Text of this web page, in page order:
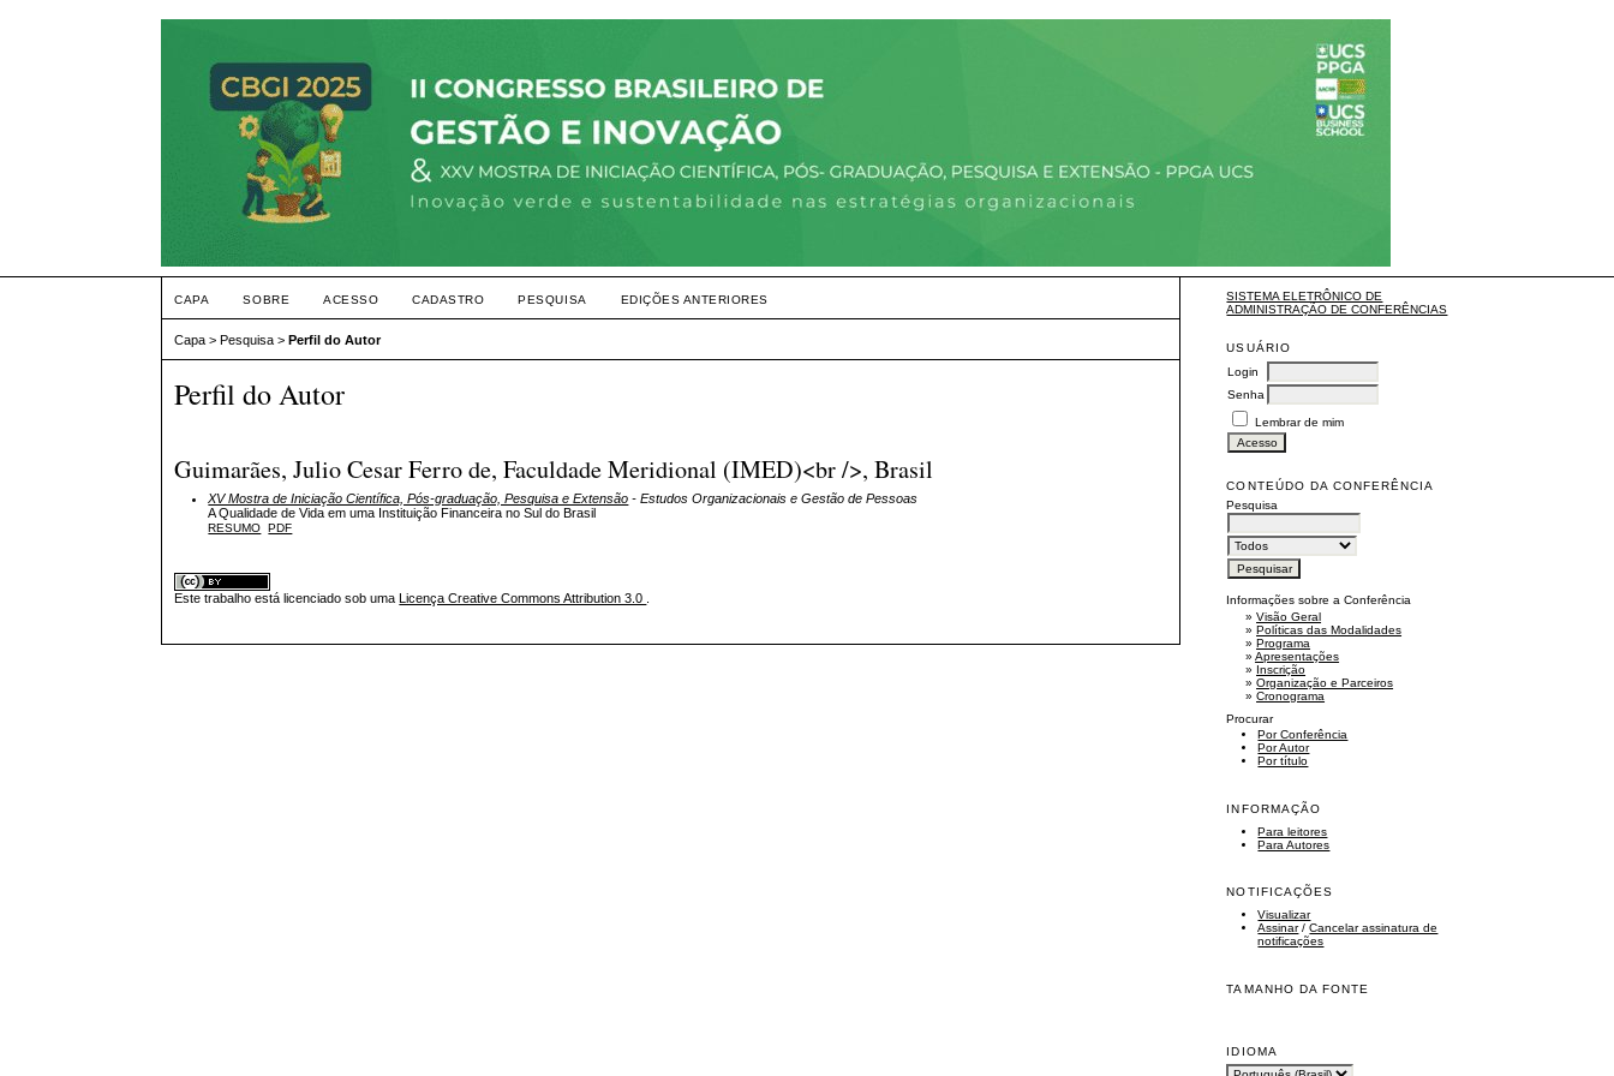
SISTEMA ELETRÔNICO DE
ADMINISTRAÇÃO DE CONFERÊNCIAS
USUÁRIO
Login
Senha
Lembrar de mim
CONTEÚDO DA CONFERÊNCIA
Pesquisa
Informações sobre a Conferência
»Visão Geral
»Políticas das Modalidades
»Programa
»Apresentações
» Inscrição
»Organização e Parceiros
»Cronograma
Procurar
Por Conferência
Por Autor
Por título
INFORMAÇÃO
Para leitores
Para Autores
NOTIFICAÇÕES
Visualizar
Assinar/Cancelar assinatura de
notificações
TAMANHO DA FONTE
IDIOMA
CAPA SOBRE ACESSO CADASTRO PESQUISA EDIÇÕES ANTERIORES
Capa >Pesquisa >Perfil do Autor
Perfil do Autor
Guimarães, Julio Cesar Ferro de, Faculdade Meridional (IMED)<br />, Brasil
XV Mostra de Iniciação Científica, Pós-graduação, Pesquisa e Extensão - Estudos Organizacionais e Gestão de Pessoas
A Qualidade de Vida em uma Instituição Financeira no Sul do Brasil
RESUMO PDF
Este trabalho está licenciado sob uma Licença Creative Commons Attribution 3.0